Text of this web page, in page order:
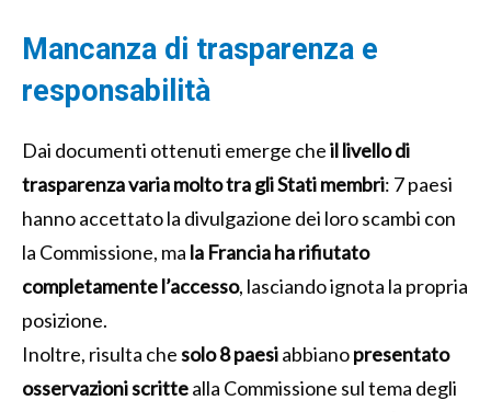
Mancanza di trasparenza e
responsabilità
Dai documenti ottenuti emerge cheil livello di
trasparenza varia molto tra gli Stati membri: 7 paesi
hanno accettato la divulgazione dei loro scambi con
la Commissione, ma la Francia ha rifiutato
completamente l’accesso, lasciando ignota la propria
posizione.
Inoltre, risulta chesolo 8 paesiabbianopresentato
osservazioni scrittealla Commissione sul tema degli